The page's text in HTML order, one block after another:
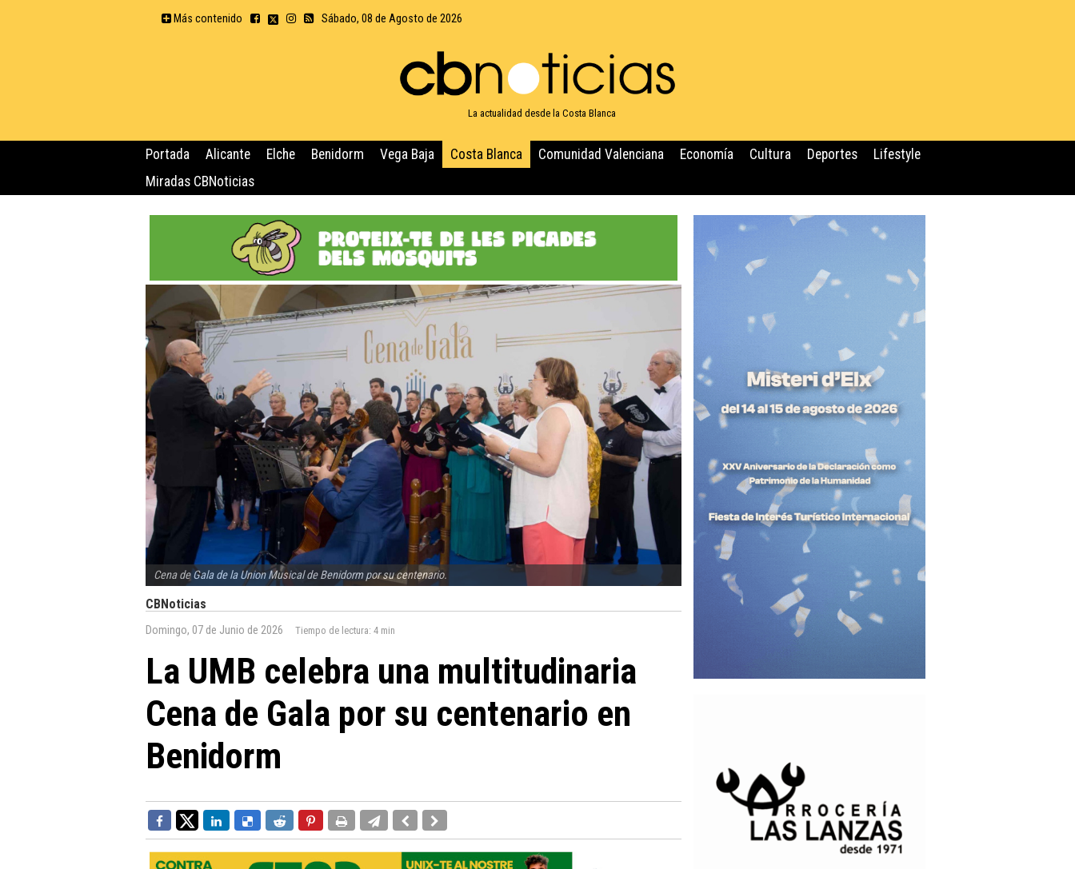
Más contenido Sábado, 08 de Agosto de 2026
La actualidad desde la Costa Blanca
Portada Alicante Elche Benidorm Vega Baja Costa Blanca Comunidad Valenciana Economía Cultura Deportes
Lifestyle
Miradas CBNoticias
Cena de Gala de la Union Musical de Benidorm por su centenario.
CBNoticias
Domingo, 07 de Junio de 2026 Tiempo de lectura: 4 min
La UMB celebra una multitudinaria
Cena de Gala por su centenario en
Benidorm